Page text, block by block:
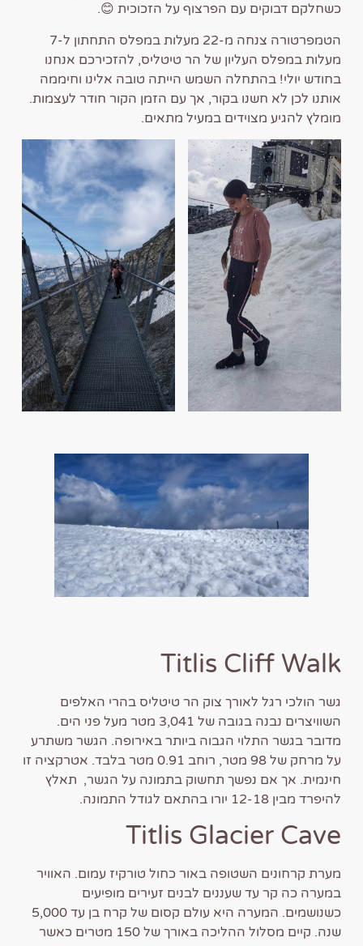
כשחלקם דבוקים עם הפרצוף על הזכוכית 😊.
הטמפרטורה צנחה מ-22 מעלות במפלס התחתון ל-7
מעלות במפלס העליון של הר טיטליס, להזכירכם אנחנו
בחודש יולי! בהתחלה השמש הייתה טובה אלינו וחיממה
אותנו לכן לא חשנו בקור, אך עם הזמן הקור חודר לעצמות.
מומלץ להגיע מצוידים במעיל מתאים.
Titlis Cliff Walk
גשר הולכי רגל לאורך צוק הר טיטליס בהרי האלפים
השוויצרים נבנה בגובה של 3,041 מטר מעל פני הים.
מדובר בגשר התלוי הגבוה ביותר באירופה. הגשר משתרע
על מרחק של 98 מטר, רוחב 0.91 מטר בלבד. אטרקציה זו
חינמית. אך אם נפשך תחשוק בתמונה על הגשר, תאלץ
להיפרד מבין 12-18 יורו בהתאם לגודל התמונה.
Titlis Glacier Cave
מערת קרחונים השטופה באור כחול טורקיז עמום. האוויר
במערה כה קר עד שעננים לבנים זעירים מופיעים
כשנושמים. המערה היא עולם קסום של קרח בן עד 5,000
שנה. קיים מסלול ההליכה באורך של 150 מטרים כאשר